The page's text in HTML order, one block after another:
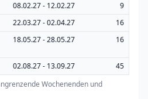
08.02.27 - 12.02.27
9
22.03.27 - 02.04.27
16
18.05.27 - 28.05.27 16
02.08.27 - 13.09.27
45
Wochenenden und